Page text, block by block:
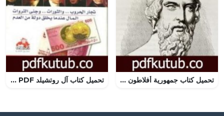
تحميل كتاب جمهورية أفلاطون – نسخة أخرى PDF تأليف أفلاطون مجانا [كامل] تحميل كتاب آل روتشيلد PDF تأليف مجدي كامل مجانا [كامل]